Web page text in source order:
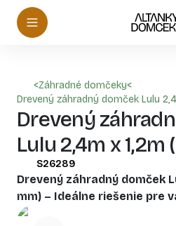
<Záhradné domčeky<
Drevený záhradný domček Lulu
Drevený
Lulu 2,4m x 1,2m
S26289
Drevený záhradný domček
mm) – Ideálne riešenie pre